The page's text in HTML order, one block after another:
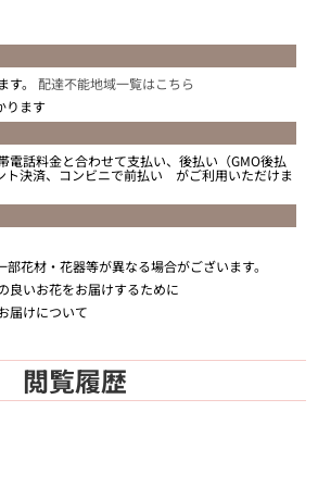
す。 配達不能地域一覧はこちら
ります
電話料金と合わせて支払い、後払い（GMO後払
ト決済、コンビニで前払い がご利用いただけま
花材・花器等が異なる場合がございます。
良いお花をお届けするために
届けについて
閲覧履歴